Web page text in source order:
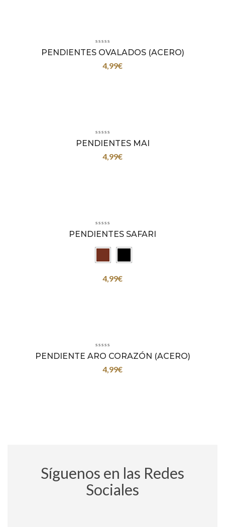
PENDIENTES OVALADOS (ACERO)
4,99€
PENDIENTES MAI
4,99€
PENDIENTES SAFARI
4,99€
PENDIENTE ARO CORAZÓN (ACERO)
4,99€
Síguenos en las Redes
Sociales